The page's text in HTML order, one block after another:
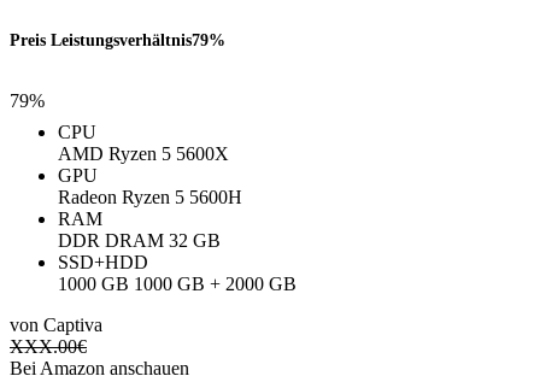
Preis Leistungsverhältnis79%
79%
CPU
AMD Ryzen 5 5600X
GPU
Radeon Ryzen 5 5600H
RAM
‎DDR DRAM ‎32 GB
SSD+HDD
1000 GB 1000 GB + 2000 GB
von Captiva
XXX.00€
Bei Amazon anschauen